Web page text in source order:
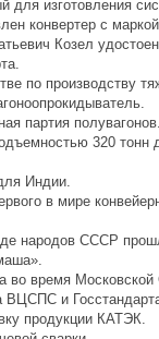
изготовления
конвертер с
Козел
по производству
партия полувагонов.
320 тонн
Индии.
в мире
народов СССР
во время
и
продукции КАТЭК.